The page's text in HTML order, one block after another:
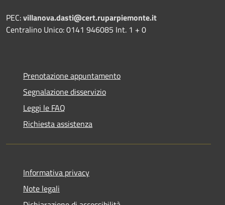
PEC:villanova.dasti@cert.ruparpiemonte.it
Centralino Unico: 0141 946085 Int. 1 + 0
Prenotazione appuntamento
Segnalazione disservizio
Leggi le FAQ
Richiesta assistenza
Informativa privacy
Note legali